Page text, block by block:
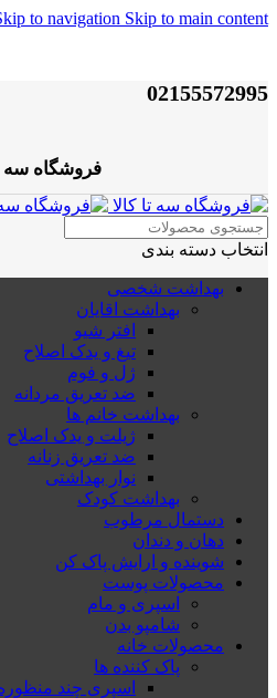
to navigation Skip to main content
02155572995
فروشگاه سه
انتخاب دسته بندی
بهداشت شخصی
بهداشت اقایان
افتر شیو
تیغ و یدک اصلاح
ژل و فوم
ضد تعریق مردانه
بهداشت خانم ها
ژیلت و یدک اصلاح
ضد تعریق زنانه
نوار بهداشتی
بهداشت کودک
دستمال مرطوب
دهان و دندان
شوینده و ارایش پاک کن
محصولات پوست
اسپری و مام
شامپو بدن
محصولات خانه
پاک کننده ها
اسپری چند